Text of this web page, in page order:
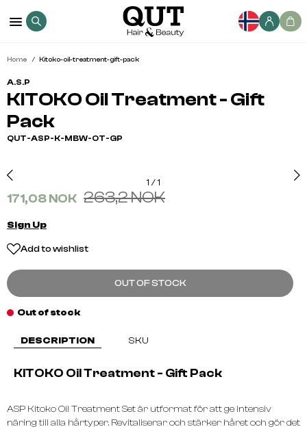
Home Kitoko-oil-treatment-gift-pack
A.S.P
KITOKO Oil Treatment - Gift
Pack
QUT-ASP-K-MBW-OT-GP
1 /1
171,08 NOK 263,2 NOK
Sign Up
Add to wishlist
OUT OF STOCK
Out of stock
DESCRIPTION SKU
KITOKO Oil Treatment - Gift Pack
ASP Kitoko Oil Treatment Set är utformat för att ge intensiv
näring till alla hårtyper. Revitaliserar och stärker håret och gör det